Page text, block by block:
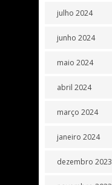
julho 2024
junho 2024
maio 2024
abril 2024
março 2024
janeiro 2024
dezembro 2023